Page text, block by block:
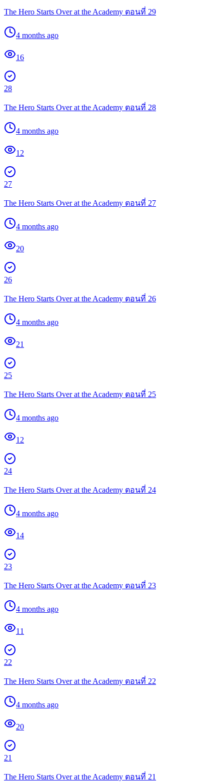
The Hero Starts Over at the Academy ตอนที่ 29
4 months ago
16
28
The Hero Starts Over at the Academy ตอนที่ 28
4 months ago
12
27
The Hero Starts Over at the Academy ตอนที่ 27
4 months ago
20
26
The Hero Starts Over at the Academy ตอนที่ 26
4 months ago
21
25
The Hero Starts Over at the Academy ตอนที่ 25
4 months ago
12
24
The Hero Starts Over at the Academy ตอนที่ 24
4 months ago
14
23
The Hero Starts Over at the Academy ตอนที่ 23
4 months ago
11
22
The Hero Starts Over at the Academy ตอนที่ 22
4 months ago
20
21
The Hero Starts Over at the Academy ตอนที่ 21